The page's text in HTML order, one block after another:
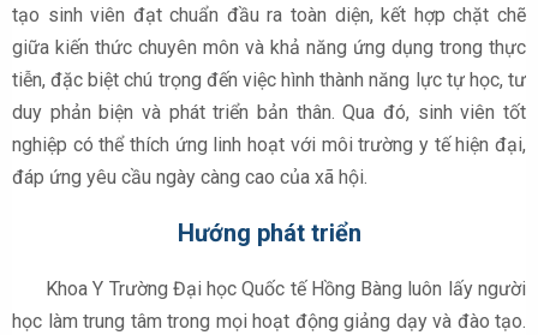
tạo sinh viên đạt chuẩn đầu ra toàn diện, kết hợp chặt chẽ
giữa kiến thức chuyên môn và khả năng ứng dụng trong thực
tiễn, đặc biệt chú trọng đến việc hình thành năng lực tự học, tư
duy phản biện và phát triển bản thân. Qua đó, sinh viên tốt
nghiệp có thể thích ứng linh hoạt với môi trường y tế hiện đại,
đáp ứng yêu cầu ngày càng cao của xã hội.
Hướng phát triển
Khoa Y Trường Đại học Quốc tế Hồng Bàng luôn lấy người
học làm trung tâm trong mọi hoạt động giảng dạy và đào tạo.